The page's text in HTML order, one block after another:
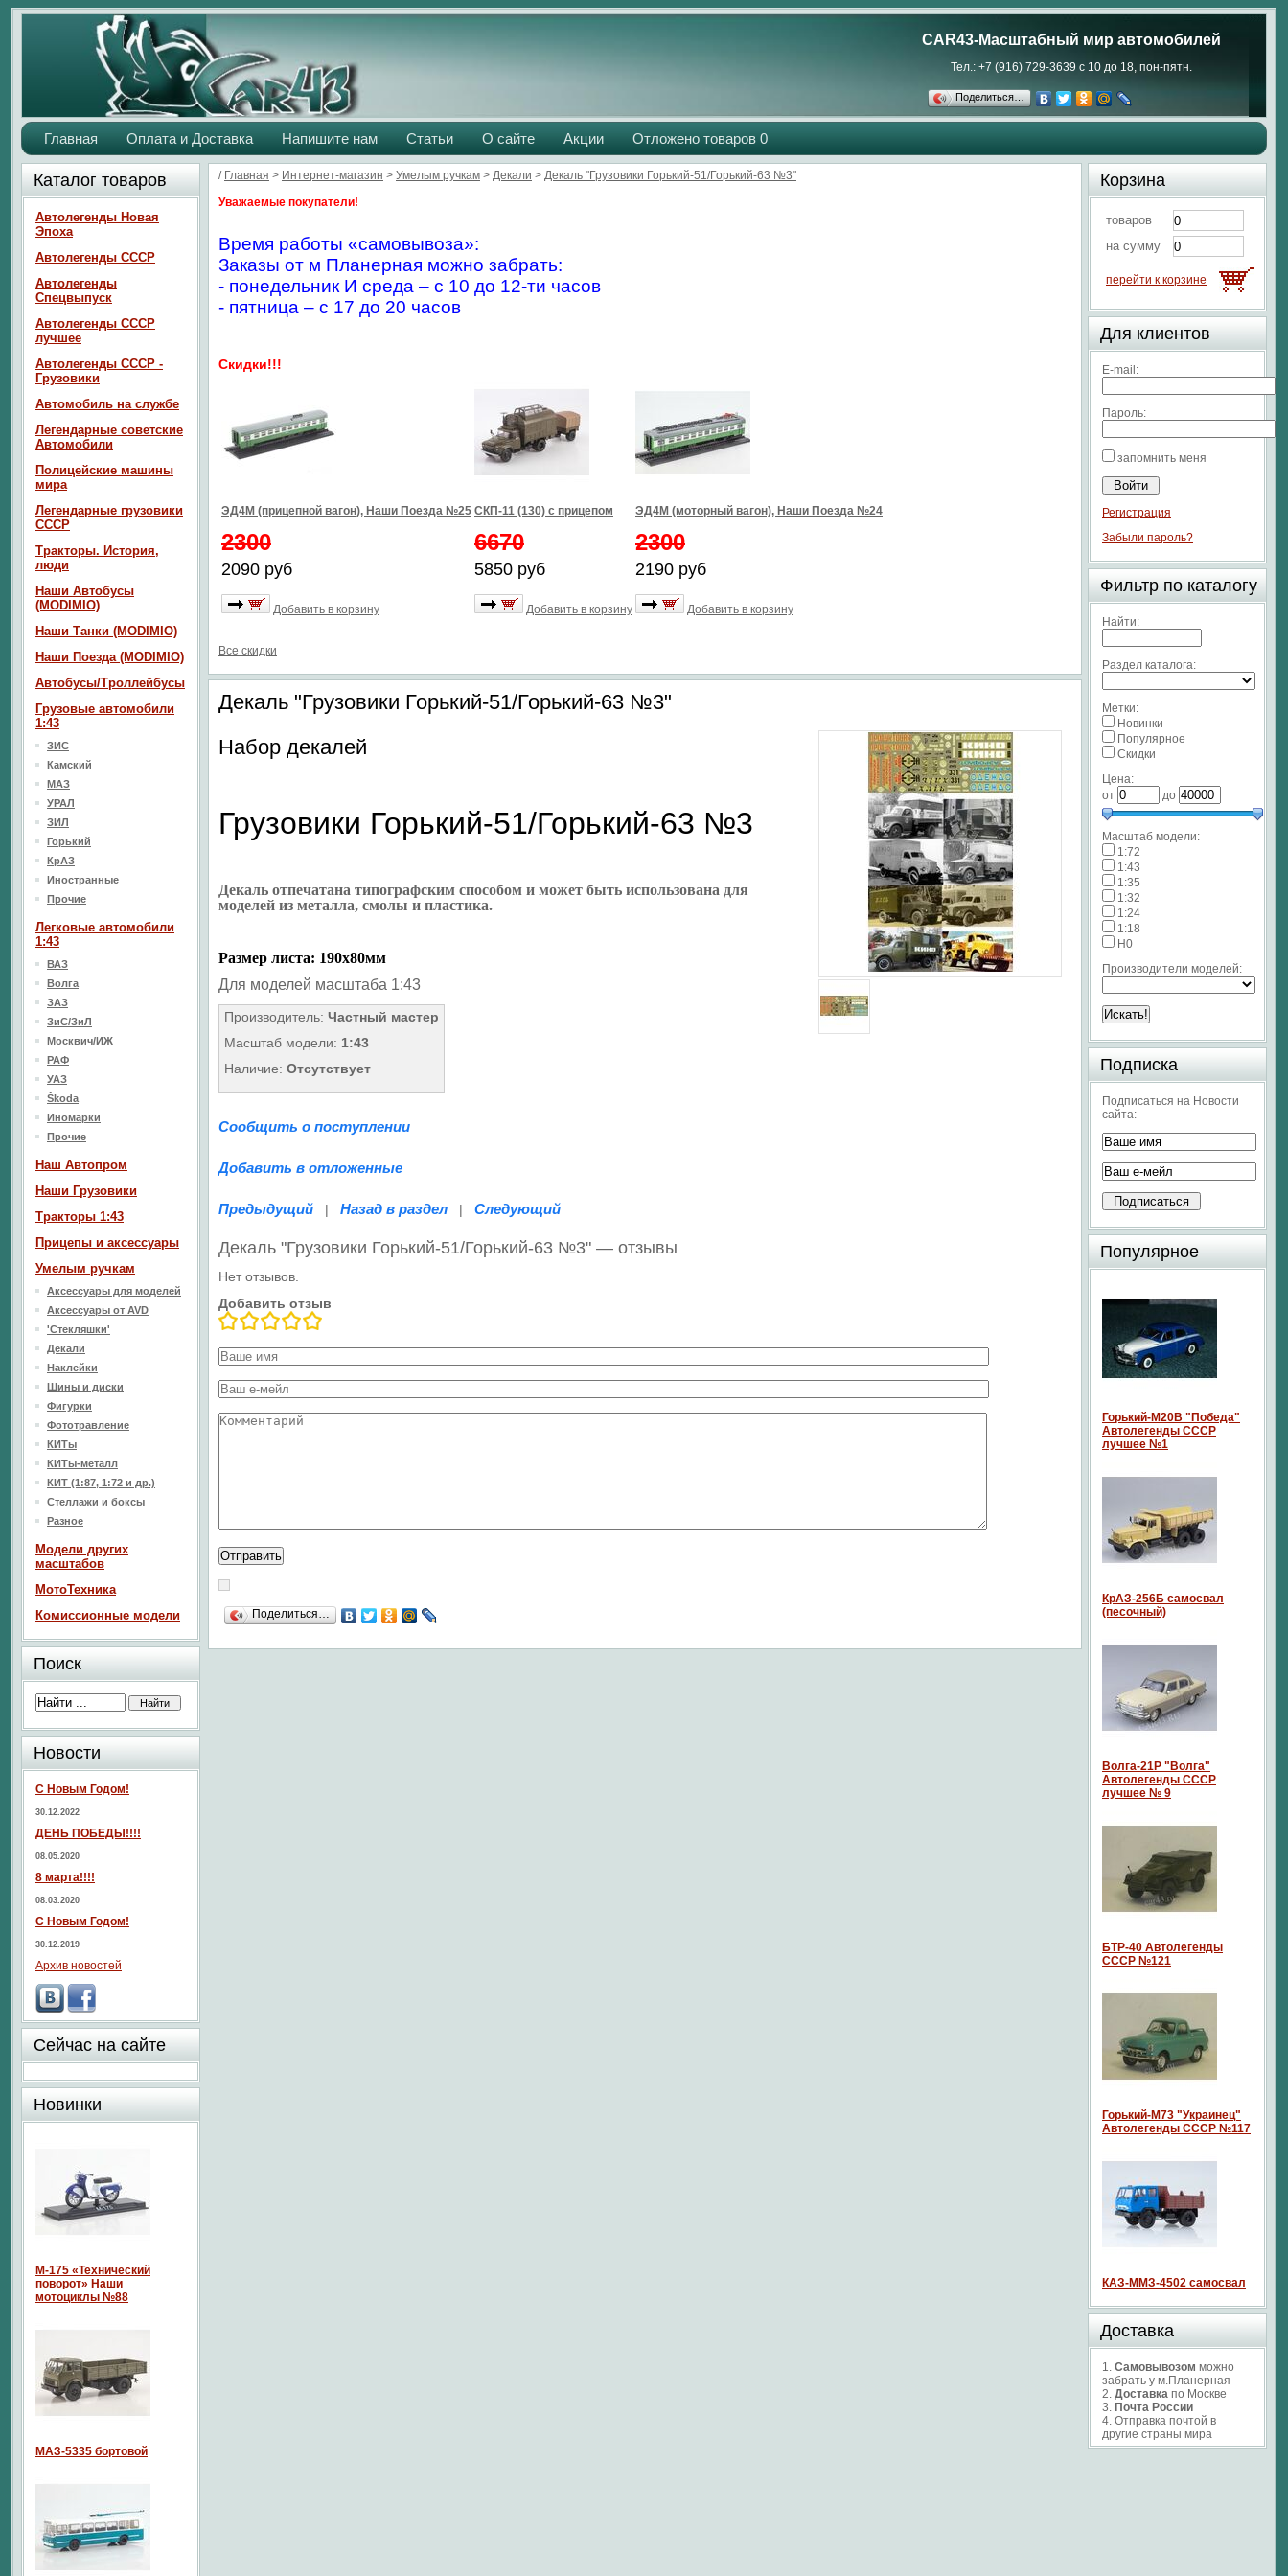
CAR43-Масштабный мир автомобилей
Тел.: +7 (916) 729-3639 с 10 до 18, пон-пятн.
Поделиться…
Главная Оплата и Доставка Напишите нам Статьи О сайте Акции Отложено товаров 0
/ Главная > Интернет-магазин > Умелым ручкам > Декали > Декаль "Грузовики Горький-51/Горький-63 №3"
Уважаемые покупатели!
Время работы «самовывоза»:
Заказы от м Планерная можно забрать:
- понедельник И среда – с 10 до 12-ти часов
- пятница – с 17 до 20 часов
Скидки!!!
ЭД4М (прицепной вагон), Наши Поезда №25
2300
2090 руб
Добавить в корзину
СКП-11 (130) с прицепом
6670
5850 руб
Добавить в корзину
ЭД4М (моторный вагон), Наши Поезда №24
2300
2190 руб
Добавить в корзину
Все скидки
Декаль "Грузовики Горький-51/Горький-63 №3"
Набор декалей
Грузовики Горький-51/Горький-63 №3
Декаль отпечатана типографским способом и может быть использована для
моделей из металла, смолы и пластика.
Размер листа: 190х80мм
Для моделей масштаба 1:43
Производитель: Частный мастер
Масштаб модели: 1:43
Наличие: Отсутствует
Сообщить о поступлении
Добавить в отложенные
Предыдущий | Назад в раздел | Следующий
Декаль "Грузовики Горький-51/Горький-63 №3" — отзывы
Нет отзывов.
Добавить отзыв
Поделиться…
Каталог товаров
Автолегенды Новая
Эпоха
Автолегенды СССР
Автолегенды
Спецвыпуск
Автолегенды СССР
лучшее
Автолегенды СССР -
Грузовики
Автомобиль на службе
Легендарные советские
Автомобили
Полицейские машины
мира
Легендарные грузовики
СССР
Тракторы. История,
люди
Наши Автобусы
(MODIMIO)
Наши Танки (MODIMIO)
Наши Поезда (MODIMIO)
Автобусы/Троллейбусы
Грузовые автомобили
1:43
ЗИС
Камский
МАЗ
УРАЛ
ЗИЛ
Горький
КрАЗ
Иностранные
Прочие
Легковые автомобили
1:43
ВАЗ
Волга
ЗАЗ
ЗиС/ЗиЛ
Москвич/ИЖ
РАФ
УАЗ
Škoda
Иномарки
Прочие
Наш Aвтопром
Наши Грузовики
Тракторы 1:43
Прицепы и аксессуары
Умелым ручкам
Аксессуары для моделей
Аксессуары от AVD
'Стекляшки'
Декали
Наклейки
Шины и диски
Фигурки
Фототравление
КИТы
КИТы-металл
КИТ (1:87, 1:72 и др.)
Стеллажи и боксы
Разное
Модели других
масштабов
МотоТехника
Комиссионные модели
Поиск
Новости
С Новым Годом!
30.12.2022
ДЕНЬ ПОБЕДЫ!!!!
08.05.2020
8 марта!!!!
08.03.2020
С Новым Годом!
30.12.2019
Архив новостей
Сейчас на сайте
Новинки
М-175 «Технический
поворот» Наши
мотоциклы №88
МАЗ-5335 бортовой
Корзина
товаров
на сумму
перейти к корзине
Для клиентов
E-mail:
Пароль:
запомнить меня
Регистрация
Забыли пароль?
Фильтр по каталогу
Найти:
Раздел каталога:
Метки:
Новинки
Популярное
Скидки
Цена:
от
до
Масштаб модели:
1:72
1:43
1:35
1:32
1:24
1:18
H0
Производители моделей:
Подписка
Подписаться на Новости
сайта:
Популярное
Горький-М20В "Победа"
Автолегенды СССР
лучшее №1
КрАЗ-256Б самосвал
(песочный)
Волга-21P "Волга"
Автолегенды СССР
лучшее № 9
БТР-40 Автолегенды
СССР №121
Горький-М73 "Украинец"
Автолегенды СССР №117
КАЗ-ММЗ-4502 самосвал
Доставка
1. Самовывозом можно
забрать у м.Планерная
2. Доставка по Москве
3. Почта России
4. Отправка почтой в
другие страны мира